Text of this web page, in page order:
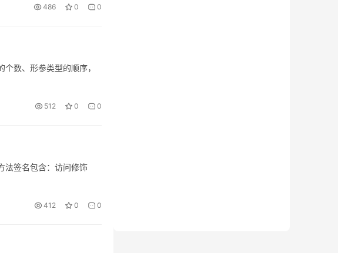
486 0 0
数、形参类型的顺序，
512 0 0
法签名包含：访问修饰
412 0 0